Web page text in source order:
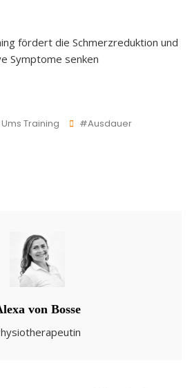
fördert die Schmerzreduktion und
Symptome senken
Training Tags
#ausdauer
von Bosse